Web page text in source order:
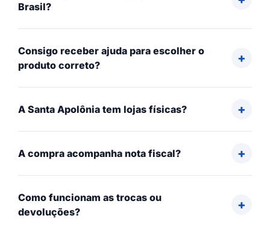
Brasil?
Consigo receber ajuda para escolher o
produto correto?
A Santa Apolônia tem lojas físicas?
A compra acompanha nota fiscal?
Como funcionam as trocas ou
devoluções?